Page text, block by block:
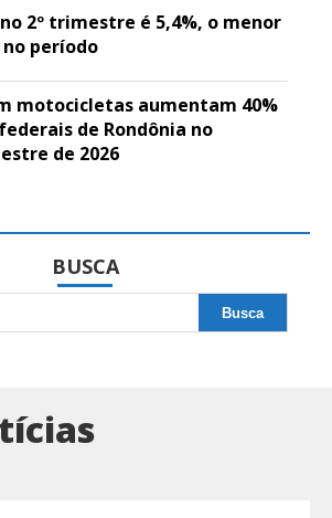
2º trimestre é 5,4%, o menor
período
motocicletas aumentam 40%
de Rondônia no
de 2026
BUSCA